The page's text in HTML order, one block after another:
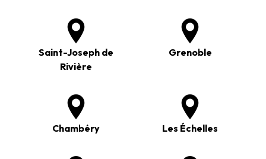
Saint-Joseph de
Rivière
Grenoble
Chambéry Les Échelles